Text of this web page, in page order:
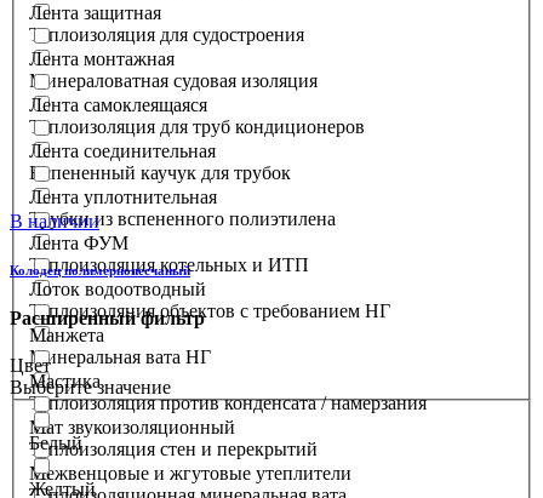
Теплоизоляция для судостроения
Минераловатная судовая изоляция
Теплоизоляция для труб кондиционеров
Вспененный каучук для трубок
Трубки из вспененного полиэтилена
Теплоизоляция котельных и ИТП
Теплоизоляция объектов с требованием НГ
Минеральная вата НГ
Теплоизоляция против конденсата / намерзания
Теплоизоляция стен и перекрытий
Лента защитная
Лента монтажная
Лента самоклеящаяся
Лента соединительная
Лента уплотнительная
Лента ФУМ
Лоток водоотводный
Манжета
Мастика
Мат звукоизоляционный
Межвенцовые и жгутовые утеплители
В наличии
Колодец полимернопесчаный
Расширенный фильтр
Цвет
Выберите значение
Белый
Желтый